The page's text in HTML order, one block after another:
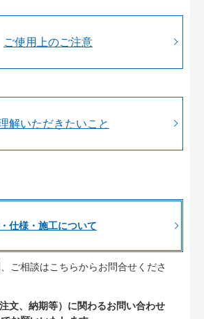
ご使用上のご注意
解いただきたいこと
仕様・施工について
ご相談はこちらからお問合せくださ
文、納期等）に関わるお問い合わせ